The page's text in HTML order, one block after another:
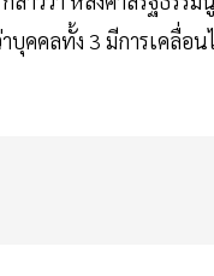
บุคคลทั้ง 3 มีการเคลื่อ